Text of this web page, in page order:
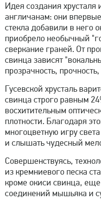
Идея создания хрусталя
англичанам: они
стекла добавили в него
приобрело необычный
сверкание граней. От
свинца зависят
прозрачность,
Гусевской хрусталь
свинца строго равным
восхитительным
плотности. Благодаря
многоцветную игру
и слышать чудесный
Совершенствуясь,
из кремниевого песка
кроме окиси свинца,
соединений мышьяка и